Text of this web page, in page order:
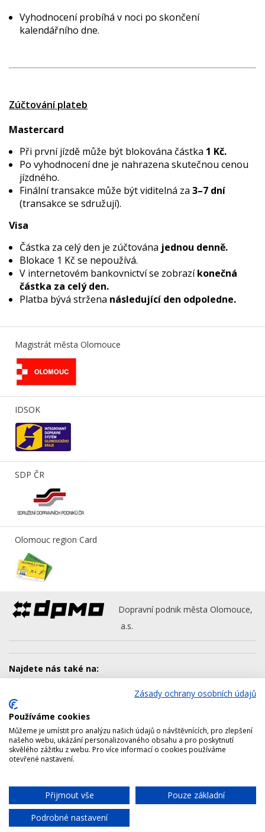
Vyhodnocení probíhá v noci po skončení
kalendářního dne.
Zúčtování plateb
Mastercard
Při první jízdě může být blokována částka 1 Kč.
Po vyhodnocení dne je nahrazena skutečnou cenou
jízdného.
Finální transakce může být viditelná za 3–7 dní
(transakce se sdružují).
Visa
Částka za celý den je zúčtována jednou denně.
Blokace 1 Kč se nepoužívá.
V internetovém bankovnictví se zobrazíkonečná
částka za celý den.
Platba bývá stržena následující den odpoledne.
Magistrát města Olomouce
IDSOK
SDP ČR
Olomouc region Card
Dopravní podnik města Olomouce,
a.s.
Najdete nás také na:
Dalšími členy koncernu jsou:
AQUAPARK OLOMOUC, a.s.
Lesy města Olomouce, a.s.
Správa nemovitostí Olomouc, a.s.
Výstaviště Flora Olomouc, a.s.
Copyright © 2026 Dopravní podnik města Olomouce, a.s.
Chat
Zásady ochrany osobních údajů
Používáme cookies
Můžeme je umístit pro analýzu našich údajů o návštěvnících, pro zlepšení
našeho webu, ukázání personalizovaného obsahu a pro poskytnutí
skvělého zážitku z webu. Pro více informací o cookies používáme
otevřené nastavení.
Přijmout vše
Pouze základní
Podrobné nastavení